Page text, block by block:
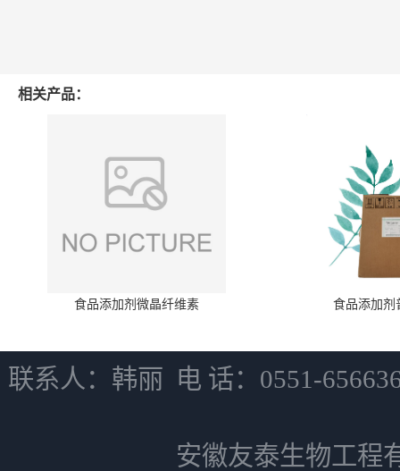
相关产品：
食品添加剂微晶纤维素 食品添加剂
联系人：韩丽 电 话：0551-
安徽友泰生物工程